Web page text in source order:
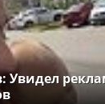
Увидел